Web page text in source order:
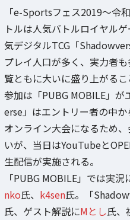
「e-Sportsフェス2019～令
トルは人気バトルロイヤル
気デジタルTCG「
プレイ人口が多く、実力者
覧ともに大いに盛り上がるこ
参加は「PUBG MOBILE」
erse」はエントリー者の中か
オンライン大会になるため
いが、当日はYouTubeと
生配信が実施される。
「PUBG MOBILE」では実況
nko氏、 k4sen氏。「
氏、ゲスト解説にMとし氏、